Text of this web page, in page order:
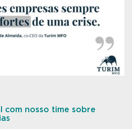
com nosso time sobre